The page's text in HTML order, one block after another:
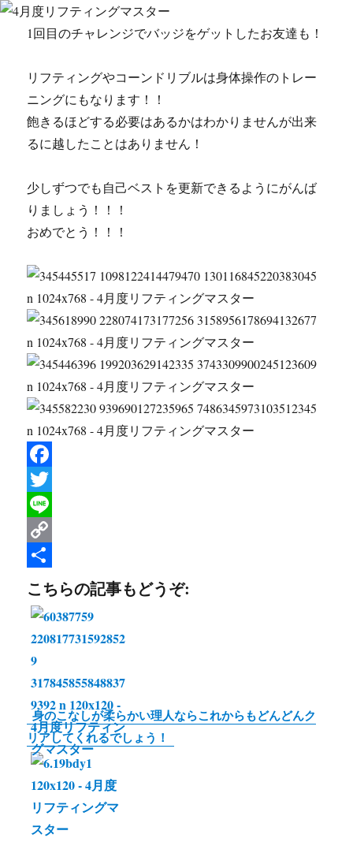
1回目のチャレンジでバッジをゲットしたお友達も！
リフティングやコーンドリブルは身体操作のトレー
ニングにもなります！！
飽きるほどする必要はあるかはわかりませんが出来
るに越したことはありません！
少しずつでも自己ベストを更新できるようにがんば
りましょう！！！
おめでとう！！！
F
a
c
e
b
o
k
T
w
t
r
L
n
e
C
o
p
L
n
k
共
有
こちらの記事もどうぞ:
身のこなしが柔らかい理人ならこれからもどんどんク
リアしてくれるでしょう！